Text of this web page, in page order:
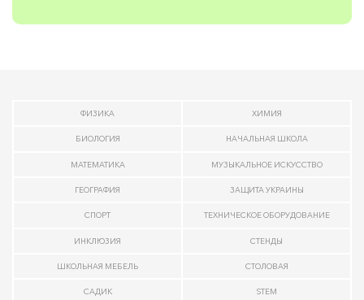
ФИЗИКА ХИМИЯ
БИОЛОГИЯ НАЧАЛЬНАЯ ШКОЛА
МАТЕМАТИКА МУЗЫКАЛЬНОЕ ИСКУССТВО
ГЕОГРАФИЯ ЗАЩИТА УКРАИНЫ
СПОРТ ТЕХНИЧЕСКОЕ ОБОРУДОВАНИЕ
ИНКЛЮЗИЯ СТЕНДЫ
ШКОЛЬНАЯ МЕБЕЛЬ СТОЛОВАЯ
САДИК STEM